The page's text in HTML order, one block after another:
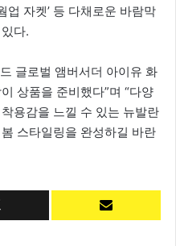
업 자켓’ 등 다채로운 바람막
다.
글로벌 앰버서더 아이유 화
상품을 준비했다”며 “다양
용감을 느낄 수 있는 뉴발란
스타일링을 완성하길 바란